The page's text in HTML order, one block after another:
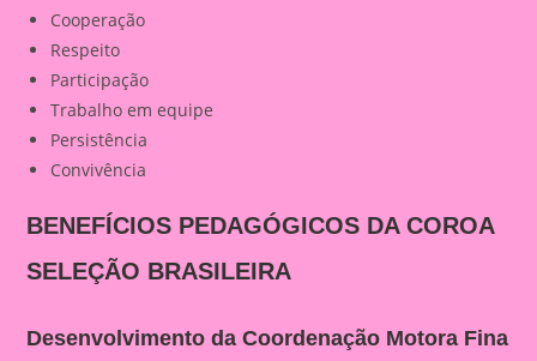
Cooperação
Respeito
Participação
Trabalho em equipe
Persistência
Convivência
BENEFÍCIOS PEDAGÓGICOS DA COROA
SELEÇÃO BRASILEIRA
Desenvolvimento da Coordenação Motora Fina